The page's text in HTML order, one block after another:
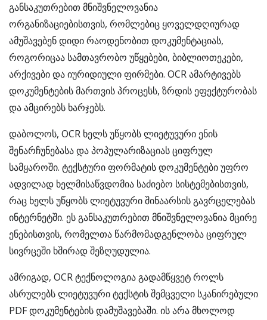
განსაკუთრებით მნიშვნელოვანია
ორგანიზაციებისთვის, რომლებიც ყოველდღიურად
ამუშავებენ დიდი რაოდენობით დოკუმენტაციას,
როგორიცაა სამთავრობო უწყებები, ბიბლიოთეკები,
არქივები და იურიდიული ფირმები. OCR ამარტივებს
დოკუმენტების მართვის პროცესს, ზრდის ეფექტურობას
და ამცირებს ხარჯებს.
დაბოლოს, OCR ხელს უწყობს ლიეტუვური ენის
შენარჩუნებასა და პოპულარიზაციას ციფრულ
სამყაროში. ტექსტური ფორმატის დოკუმენტები უფრო
ადვილად ხელმისაწვდომია საძიებო სისტემებისთვის,
რაც ხელს უწყობს ლიეტუვური შინაარსის გავრცელებას
ინტერნეტში. ეს განსაკუთრებით მნიშვნელოვანია მცირე
ენებისთვის, რომელთა წარმომადგენლობა ციფრულ
სივრცეში ხშირად შეზღუდულია.
ამრიგად, OCR ტექნოლოგია გადამწყვეტ როლს
ასრულებს ლიეტუვური ტექსტის შემცველი სკანირებული
PDF დოკუმენტების დამუშავებაში. ის არა მხოლოდ